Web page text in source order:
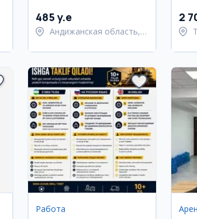
485 y.e
Андижанская область,
2
Работа